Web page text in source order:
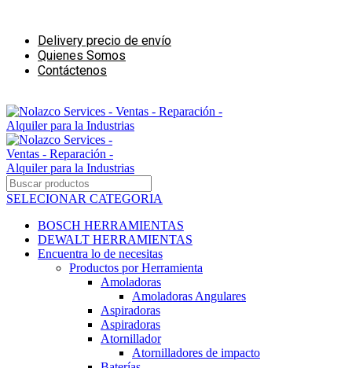
Delivery precio de envío
Quienes Somos
Contáctenos
SELECIONAR CATEGORIA
BOSCH HERRAMIENTAS
DEWALT HERRAMIENTAS
Encuentra lo de necesitas
Productos por Herramienta
Amoladoras
Amoladoras Angulares
Aspiradoras
Aspiradoras
Atornillador
Atornilladores de impacto